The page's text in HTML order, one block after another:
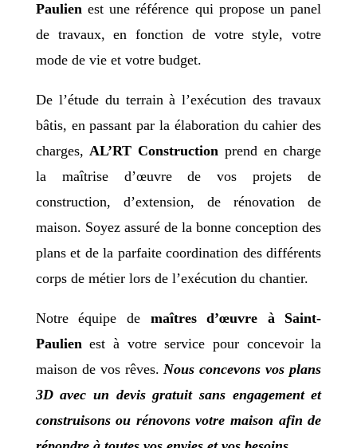
Paulien est une référence qui propose un panel
de travaux, en fonction de votre style, votre
mode de vie et votre budget.
De l’étude du terrain à l’exécution des travaux
bâtis, en passant par la élaboration du cahier des
charges, AL’RT Construction prend en charge
la maîtrise d’œuvre de vos projets de
construction, d’extension, de rénovation de
maison. Soyez assuré de la bonne conception des
plans et de la parfaite coordination des différents
corps de métier lors de l’exécution du chantier.
Notre équipe de maîtres d’œuvre à Saint-
Paulien est à votre service pour concevoir la
maison de vos rêves. Nous concevons vos plans
3D avec un devis gratuit sans engagement et
construisons ou rénovons votre maison afin de